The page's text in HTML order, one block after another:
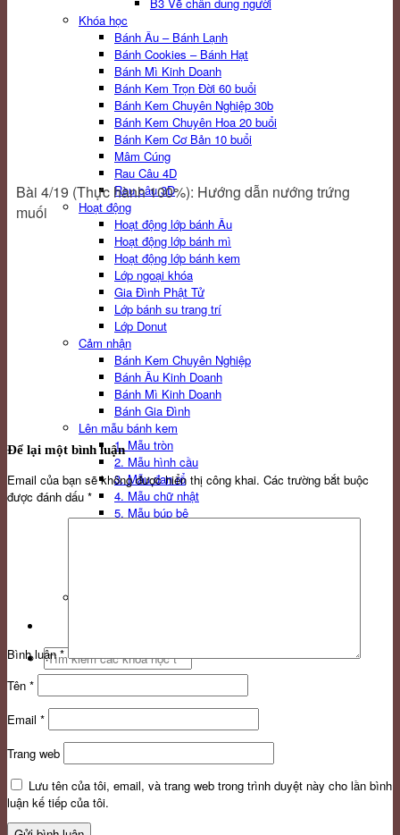
Khóa học
Bánh Âu – Bánh Lạnh
Bánh Cookies – Bánh Hạt
Bánh Mì Kinh Doanh
Bánh Kem Trọn Đời 60 buổi
Bánh Kem Chuyên Nghiệp 30b
Bánh Kem Chuyên Hoa 20 buổi
Bánh Kem Cơ Bản 10 buổi
Mâm Cúng
Rau Câu 4D
Rau câu 3D
Hoạt động
Hoạt động lớp bánh Âu
Hoạt động lớp bánh mì
Hoạt động lớp bánh kem
Lớp ngoại khóa
Gia Đình Phật Tử
Lớp bánh su trang trí
Lớp Donut
Cảm nhận
Bánh Kem Chuyên Nghiệp
Bánh Âu Kinh Doanh
Bánh Mì Kinh Doanh
Bánh Gia Đình
Lên mẫu bánh kem
1. Mẫu tròn
2. Mẫu hình cầu
3. Mẫu đan rổ
4. Mẫu chữ nhật
5. Mẫu búp bê
Search
for:
Bài 4/19 (Thực hành 100%): Hướng dẫn nướng trứng
muối
Để lại một bình luận
Email của bạn sẽ không được hiển thị công khai. Các trường bắt buộc
được đánh dấu *
Bình luận*
Tên *
Email *
Trang web
Lưu tên của tôi, email, và trang web trong trình duyệt này cho lần bình
luận kế tiếp của tôi.